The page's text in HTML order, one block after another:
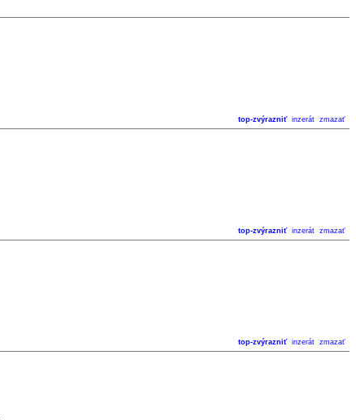
top-zvýrazniť inzerát zmazať
top-zvýrazniť inzerát zmazať
top-zvýrazniť inzerát zmazať